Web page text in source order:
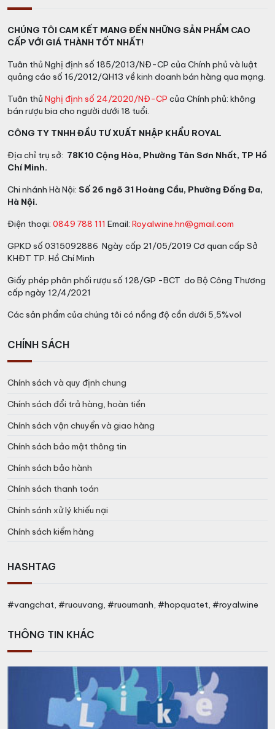
CHÚNG TÔI CAM KẾT MANG ĐẾN NHỮNG SẢN PHẨM CAO
CẤP VỚI GIÁ THÀNH TỐT NHẤT!
Tuân thủ Nghị định số 185/2013/NĐ-CP của Chính phủ và luật
quảng cáo số 16/2012/QH13 về kinh doanh bán hàng qua mạng.
Tuân thủ Nghị định số 24/2020/NĐ-CP của Chính phủ: không
bán rượu bia cho người dưới 18 tuổi.
CÔNG TY TNHH ĐẦU TƯ XUẤT NHẬP KHẨU ROYAL
Địa chỉ trụ sở: 78K10 Cộng Hòa, Phường Tân Sơn Nhất, TP Hồ
Chí Minh.
Chi nhánh Hà Nội: Số 26 ngõ 31 Hoàng Cầu, Phường Đống Đa,
Hà Nội.
Điện thoại: 0849 788 111 Email: Royalwine.hn@gmail.com
GPKD số 0315092886 Ngày cấp 21/05/2019 Cơ quan cấp Sở
KHĐT TP. Hồ Chí Minh
Giấy phép phân phối rượu số 128/GP -BCT do Bộ Công Thương
cấp ngày 12/4/2021
Các sản phẩm của chúng tôi có nồng độ cồn dưới 5,5%vol
CHÍNH SÁCH
Chính sách và quy định chung
Chính sách đổi trả hàng, hoàn tiền
Chính sách vận chuyển và giao hàng
Chính sách bảo mật thông tin
Chính sách bảo hành
Chính sách thanh toán
Chính sánh xử lý khiếu nại
Chính sách kiểm hàng
HASHTAG
#vangchat, #ruouvang, #ruoumanh, #hopquatet, #royalwine
THÔNG TIN KHÁC